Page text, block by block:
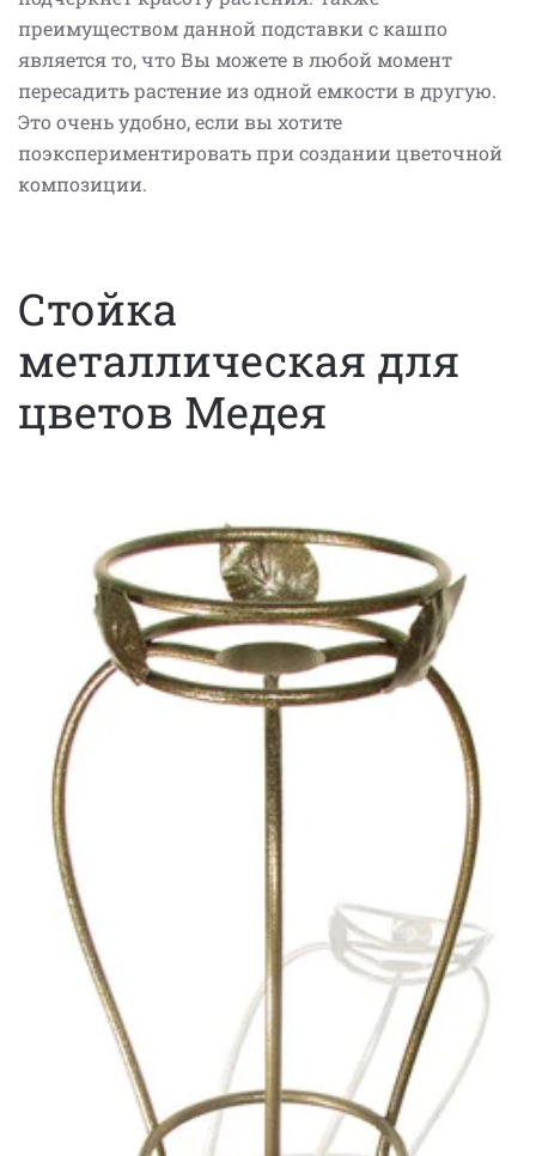
преимуществом данной подставки с кашпо
является то, что Вы можете в любой момент
пересадить растение из одной емкости в другую.
Это очень удобно, если вы хотите
поэкспериментировать при создании цветочной
композиции.
Стойка
металлическая для
цветов Медея